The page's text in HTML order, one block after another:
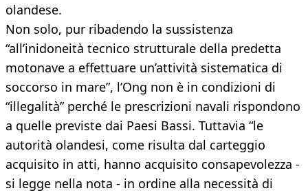
olandese.
Non solo, pur ribadendo la sussistenza
“all’inidoneità tecnico strutturale della predetta
motonave a effettuare un’attività sistematica di
soccorso in mare”, l’Ong non è in condizioni di
“illegalità” perché le prescrizioni navali rispondono
a quelle previste dai Paesi Bassi. Tuttavia “le
autorità olandesi, come risulta dal carteggio
acquisito in atti, hanno acquisito consapevolezza -
si legge nella nota - in ordine alla necessità di